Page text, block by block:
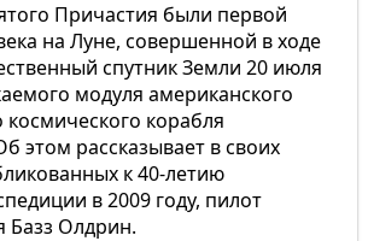
Причастия были первой
на Луне, совершенной в ходе
спутник Земли 20 июля
модуля американского
корабля
этом рассказывает в своих
к 40-летию
в 2009 году, пилот
Базз Олдрин.